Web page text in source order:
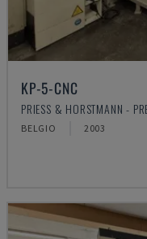
KP-5-CNC
PRIESS & HORSTMANN -
BELGIO 2003